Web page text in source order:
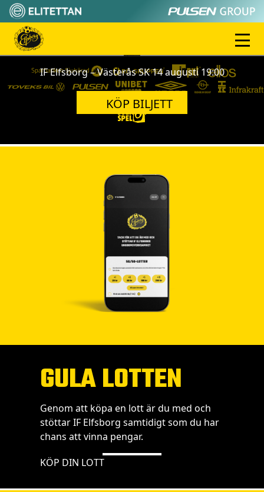
IF Elfsborg – Västerås SK 14 augusti 19:00
KÖP BILJETT
GULA LOTTEN
Genom att köpa en lott är du med och
stöttar IF Elfsborg samtidigt som du har
chans att vinna pengar.
KÖP DIN LOTT